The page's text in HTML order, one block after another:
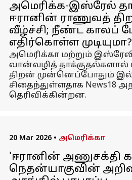
அமெரிக்க-இஸ்ரேல்
ஈரானின் ராணுவத்
வீழ்ச்சி; நீண்ட காலப்
எதிர்கொள்ள முடியுமா?
அமெரிக்கா மற்றும்
வான்வழித் தாக்குதல்களால்
திறன் முன்னெப்போதும்
சிதைந்துள்ளதாக News18
தெரிவிக்கின்றன.
20 Mar 2026 • அமெரிக்கா
'ஈரானின் அணுசக்தி
நெதன்யாகுவின்